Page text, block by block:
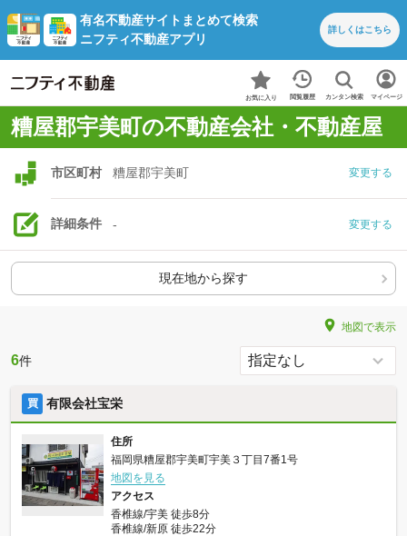
有名不動産サイトまとめて検索
ニフティ不動産アプリ
詳しくはこちら
お気に入り 閲覧履歴 カンタン検索 マイページ
糟屋郡宇美町の不動産会社・不動産屋
市区町村 糟屋郡宇美町 変更する
詳細条件 - 変更する
現在地から探す
地図で表示
6件
買 有限会社宝栄
住所
福岡県糟屋郡宇美町宇美３丁目7番1号
地図を見る
アクセス
香椎線/宇美 徒歩8分
香椎線/新原 徒歩22分